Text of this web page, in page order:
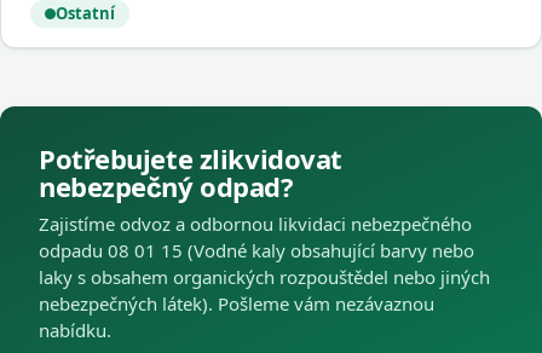
Ostatní
Potřebujete zlikvidovat
nebezpečný odpad?
Zajistíme odvoz a odbornou likvidaci nebezpečného
odpadu 08 01 15 (Vodné kaly obsahující barvy nebo
laky s obsahem organických rozpouštědel nebo jiných
nebezpečných látek). Pošleme vám nezávaznou
nabídku.